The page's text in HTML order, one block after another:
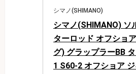
シマノ(SHIMANO)
シマノ(SHIMANO) ソ
ターロッド オフショ
グ) グラップラーBB
1 S60-2 オフショア